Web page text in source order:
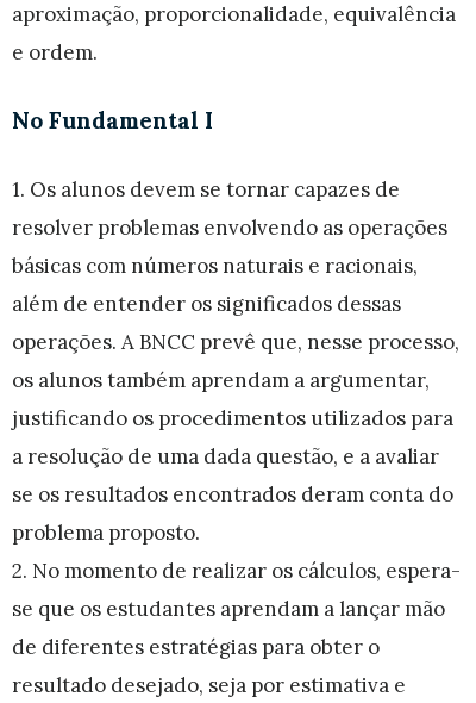
aproximação, proporcionalidade, equivalência
e ordem.
No Fundamental I
1. Os alunos devem se tornar capazes de
resolver problemas envolvendo as operações
básicas com números naturais e racionais,
além de entender os significados dessas
operações. A BNCC prevê que, nesse processo,
os alunos também aprendam a argumentar,
justificando os procedimentos utilizados para
a resolução de uma dada questão, e a avaliar
se os resultados encontrados deram conta do
problema proposto.
2. No momento de realizar os cálculos, espera-
se que os estudantes aprendam a lançar mão
de diferentes estratégias para obter o
resultado desejado, seja por estimativa e